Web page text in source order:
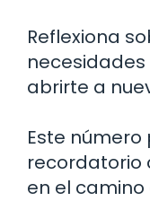
Reflexiona
abrirte a
Este
recordatorio
en el